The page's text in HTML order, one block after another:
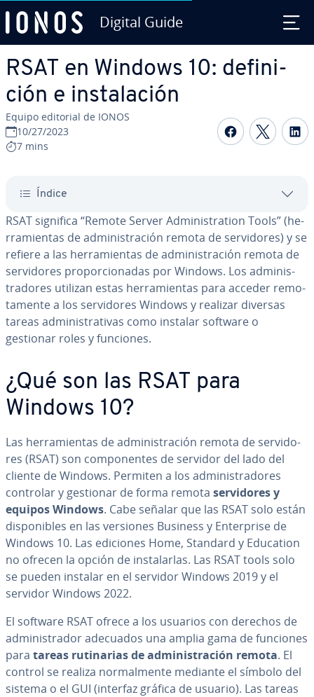
Digital Guide
RSAT en Windows 10: de­fi­ni­
ción e in­s­ta­la­ción
Equipo editorial de IONOS
10/27/2023
7 mins
Compartir
Índice
RSAT significa “Remote Server Ad­mi­ni­s­tra­tion Tools” (he­
rra­mie­n­tas de ad­mi­ni­s­tra­ción remota de se­r­vi­do­res) y se
refiere a las he­rra­mie­n­tas de ad­mi­ni­s­tra­ción remota de
se­r­vi­do­res pro­po­r­cio­na­das por Windows. Los ad­mi­ni­s­
tra­do­res utilizan estas he­rra­mie­n­tas para acceder re­mo­
ta­me­n­te a los se­r­vi­do­res Windows y realizar diversas
tareas ad­mi­ni­s­tra­ti­vas como instalar software o
gestionar roles y funciones.
¿Qué son las RSAT para
Windows 10?
Las he­rra­mie­n­tas de ad­mi­ni­s­tra­ción remota de se­r­vi­do­
res (RSAT) son co­m­po­ne­n­tes de servidor del lado del
cliente de Windows. Permiten a los ad­mi­ni­s­tra­do­res
controlar y gestionar de forma remota se­r­vi­do­res y
equipos Windows. Cabe señalar que las RSAT solo están
di­s­po­ni­bles en las versiones Business y En­te­r­pri­se de
Windows 10. Las ediciones Home, Standard y Education
no ofrecen la opción de in­s­ta­lar­las. Las RSAT tools solo
se pueden instalar en el servidor Windows 2019 y el
servidor Windows 2022.
El software RSAT ofrece a los usuarios con derechos de
ad­mi­ni­s­tra­dor adecuados una amplia gama de funciones
para tareas ru­ti­na­rias de ad­mi­ni­s­tra­ción remota. El
control se realiza no­r­ma­l­me­n­te mediante el símbolo del
sistema o el GUI (interfaz gráfica de usuario). Las tareas